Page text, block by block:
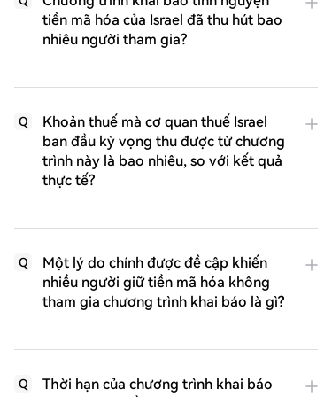
tiền mã hóa của Israel đã thu hút bao
nhiêu người tham gia?
Q
Khoản thuế mà cơ quan thuế Israel
ban đầu kỳ vọng thu được từ chương
trình này là bao nhiêu, so với kết quả
thực tế?
Q
Một lý do chính được đề cập khiến
nhiều người giữ tiền mã hóa không
tham gia chương trình khai báo là gì?
Q
Thời hạn của chương trình khai báo